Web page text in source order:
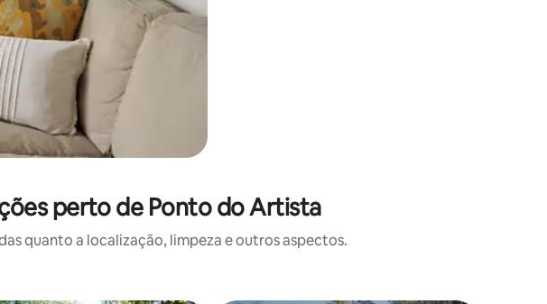
perto de Ponto do Artista
quanto a localização, limpeza e outros aspectos.